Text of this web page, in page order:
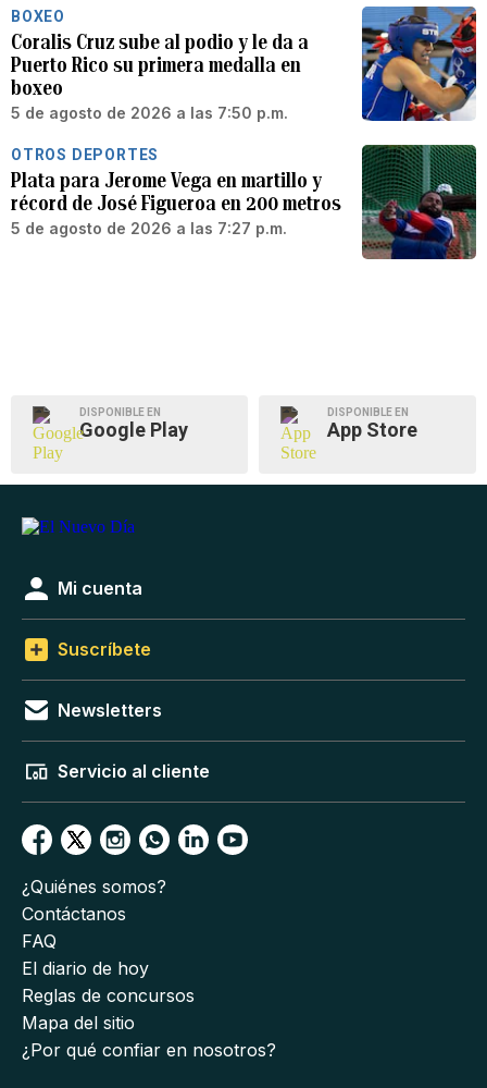
BOXEO
Coralis Cruz sube al podio y le da a
Puerto Rico su primera medalla en
boxeo
5 de agosto de 2026 a las 7:50 p.m.
OTROS DEPORTES
Plata para Jerome Vega en martillo y
récord de José Figueroa en 200 metros
5 de agosto de 2026 a las 7:27 p.m.
DISPONIBLE EN
Google Play
DISPONIBLE EN
App Store
Mi cuenta
Suscríbete
Newsletters
Servicio al cliente
¿Quiénes somos?
Contáctanos
FAQ
El diario de hoy
Reglas de concursos
Mapa del sitio
¿Por qué confiar en nosotros?